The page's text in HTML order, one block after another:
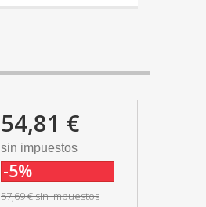
54,81 €
sin impuestos
-5%
57,69 €sin impuestos